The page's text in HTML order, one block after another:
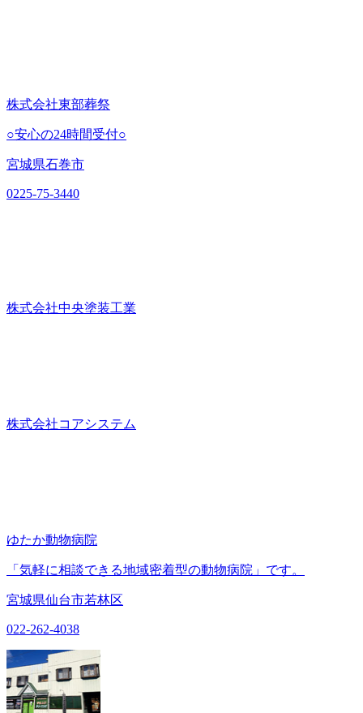
株式会社東部葬祭
○安心の24時間受付○
宮城県石巻市
0225-75-3440
株式会社中央塗装工業
株式会社コアシステム
ゆたか動物病院
「気軽に相談できる地域密着型の動物病院」です。
宮城県仙台市若林区
022-262-4038